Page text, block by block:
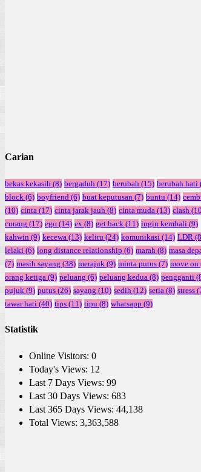
Carian
bekas kekasih (8) bergaduh (17) berubah (15) berubah hati
block (6) boyfriend (6) buat keputusan (7) buntu (14)
(10) cinta (17) cinta jarak jauh (8) cinta muda (13) clash
curang (17) ego (14) ex (8) get back (11) ingin kembali (9)
kahwin (9) kecewa (13) keliru (24) komunikasi (14) LDR
lelaki (6) long distance relationship (6) marah (8) masa
(7) masih sayang (38) merajuk (9) minta putus (7) move on
orang ketiga (9) peluang (6) peluang kedua (8) pengganti
pujuk (9) putus (26) sayang (10) sedih (12) setia (8) stress
tawar hati (40) tips (11) tipu (8) whatsapp (9)
Statistik
Online Visitors: 0
Today's Views: 12
Last 7 Days Views: 99
Last 30 Days Views: 683
Last 365 Days Views: 44,138
Total Views: 3,363,588